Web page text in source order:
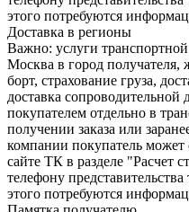
этого потребуются
Доставка в регионы
Важно: услуги
Москва в город получателя,
борт, страхование груза,
доставка
покупателем отдельно в
получении заказа или
компании покупатель может
сайте ТК в разделе "Расчет
телефону
этого потребуются